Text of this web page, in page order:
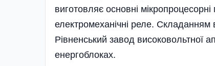
виготовляє основні
електромеханічні реле.
Рівненський завод
енергоблоках.